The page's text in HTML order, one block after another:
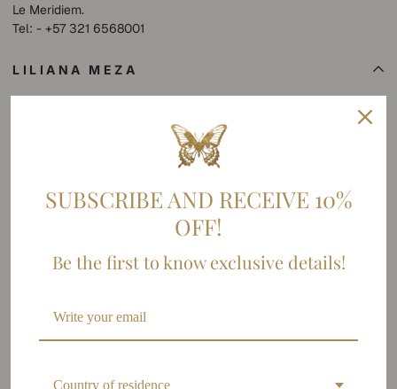
Le Meridiem.
Tel: - +57 321 6568001
LILIANA MEZA
Contacto
Política de Envíos
SUBSCRIBE AND RECEIVE 10%
OFF!
Be the first to know exclusive details!
Country of residence